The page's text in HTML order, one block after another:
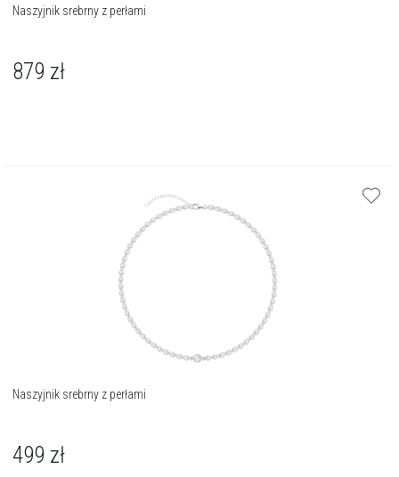
Naszyjnik srebrny z perłami
879 zł
Naszyjnik srebrny z perłami
499 zł